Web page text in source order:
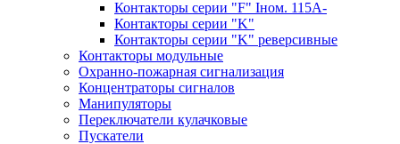
Контакторы серии "F" Iном. 115А-
Контакторы серии "K"
Контакторы серии "K" реверсивные
Контакторы модульные
Охранно-пожарная сигнализация
Концентраторы сигналов
Манипуляторы
Переключатели кулачковые
Пускатели